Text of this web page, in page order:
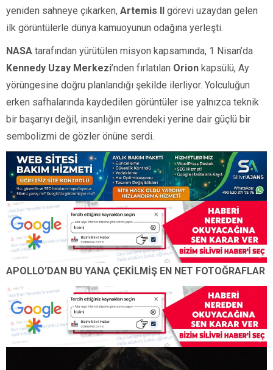
yeniden sahneye çıkarken, Artemis II görevi uzaydan gelen
ilk görüntülerle dünya kamuoyunun odağına yerleşti.
NASA tarafından yürütülen misyon kapsamında, 1 Nisan’da
Kennedy Uzay Merkezi’nden fırlatılan Orion kapsülü, Ay
yörüngesine doğru planlandığı şekilde ilerliyor. Yolculuğun
erken safhalarında kaydedilen görüntüler ise yalnızca teknik
bir başarıyı değil, insanlığın evrendeki yerine dair güçlü bir
sembolizmi de gözler önüne serdi.
APOLLO’DAN BU YANA ÇEKİLMİŞ EN NET FOTOĞRAFLAR